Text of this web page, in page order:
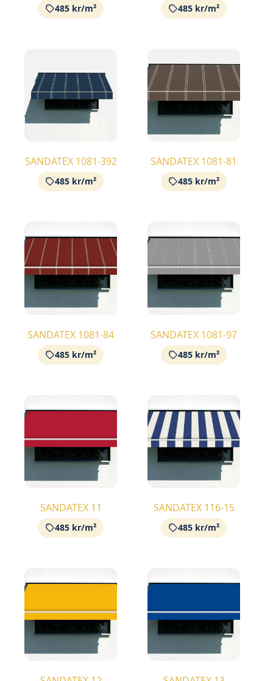
485 kr/m² 485 kr/m²
SANDATEX 1081-392
485 kr/m²
SANDATEX 1081-81
485 kr/m²
SANDATEX 1081-84
485 kr/m²
SANDATEX 1081-97
485 kr/m²
SANDATEX 11
485 kr/m²
SANDATEX 116-15
485 kr/m²